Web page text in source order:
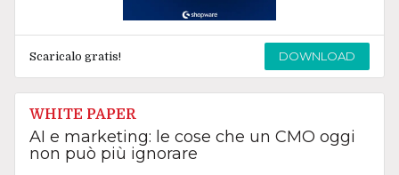
Scaricalo gratis! DOWNLOAD
WHITE PAPER
AI e marketing: le cose che un CMO oggi
non può più ignorare